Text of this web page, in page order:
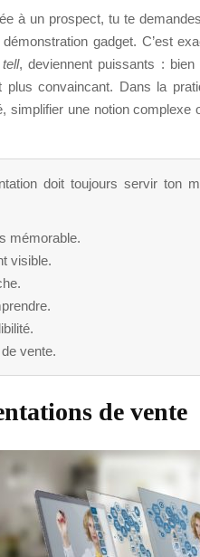
à un prospect, tu te
gadget. C’est
, deviennent puissants : bien
convaincant. Dans la
simplifier une notion complexe
doit toujours servir ton
mémorable.
visible.
vente.
de vente